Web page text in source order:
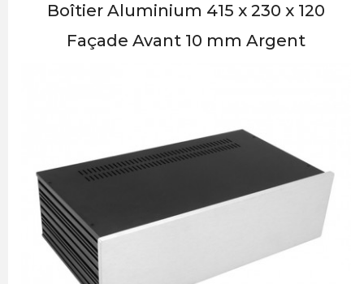
Boîtier Aluminium 415 x 230 x 120
Façade Avant 10 mm Argent